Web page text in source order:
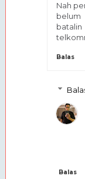
Nah
belum
batalin
Balas
Balas